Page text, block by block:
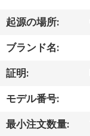
ダ
ク
ト
私
起源の場所:
ブランド名:
証明:
モデル番号:
最小注文数量: